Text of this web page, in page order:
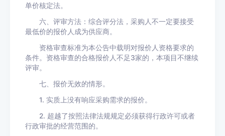
单价核定法。
六、评审方法：综合评分法，采购人不一定要接受
最低价的报价人成为供应商。
资格审查标准为本公告中载明对报价人资格要求的
条件。资格审查的合格报价人不足3家的，本项目不继续
评审。
七、报价无效的情形。
1. 实质上没有响应采购需求的报价。
2. 超越了按照法律法规规定必须获得行政许可或者
行政审批的经营范围的。